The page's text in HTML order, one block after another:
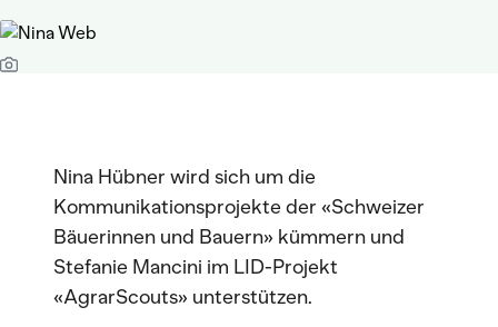
Nina Hübner wird sich um die
Kommunikationsprojekte der «Schweizer
Bäuerinnen und Bauern» kümmern und
Stefanie Mancini im LID-Projekt
«AgrarScouts» unterstützen.